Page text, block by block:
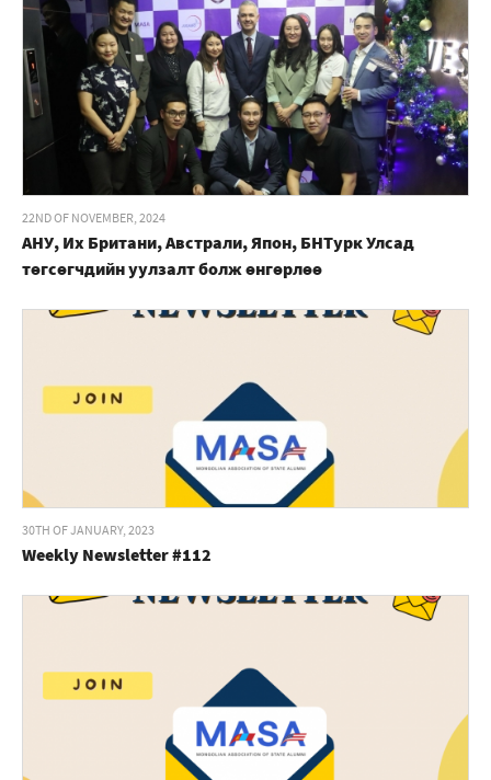
22ND OF NOVEMBER, 2024
АНУ, Их Британи, Австрали, Япон, БНТурк Улсад
төгсөгчдийн уулзалт болж өнгөрлөө
30TH OF JANUARY, 2023
Weekly Newsletter #112